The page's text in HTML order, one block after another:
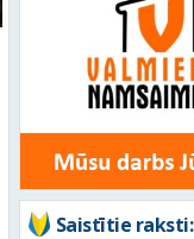
Saistītie raksti: